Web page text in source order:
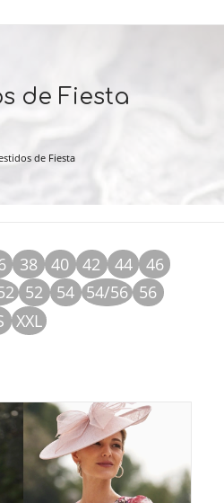
de Fiesta
de Fiesta
38 40 42 44
46
52 54 54/56 56
XXL